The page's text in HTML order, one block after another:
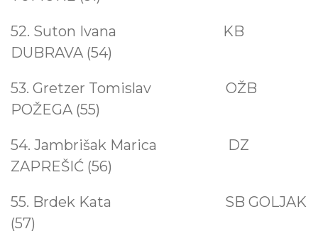
52. Suton Ivana KB
DUBRAVA (54)
53. Gretzer Tomislav OŽB
POŽEGA (55)
54. Jambrišak Marica DZ
ZAPREŠIĆ (56)
55. Brdek Kata SB GOLJAK
(57)